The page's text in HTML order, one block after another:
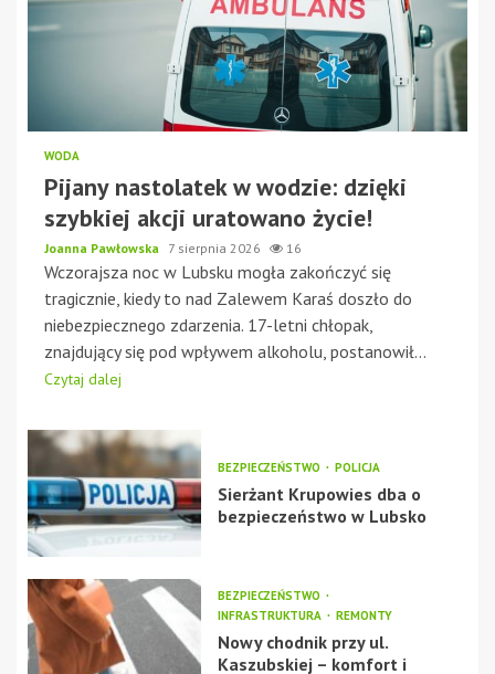
WODA
Pijany nastolatek w wodzie: dzięki
szybkiej akcji uratowano życie!
Joanna Pawłowska 7 sierpnia 2026 16
Wczorajsza noc w Lubsku mogła zakończyć się
tragicznie, kiedy to nad Zalewem Karaś doszło do
niebezpiecznego zdarzenia. 17-letni chłopak,
znajdujący się pod wpływem alkoholu, postanowił...
Czytaj dalej
BEZPIECZEŃSTWO POLICJA
Sierżant Krupowies dba o
bezpieczeństwo w Lubsko
BEZPIECZEŃSTWO
INFRASTRUKTURA
REMONTY
Nowy chodnik przy ul.
Kaszubskiej – komfort i